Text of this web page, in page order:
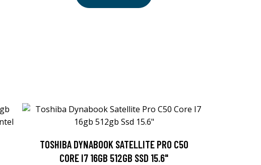
TOSHIBA DYNABOOK SATELLITE PRO C50
CORE I7 16GB 512GB SSD 15.6"